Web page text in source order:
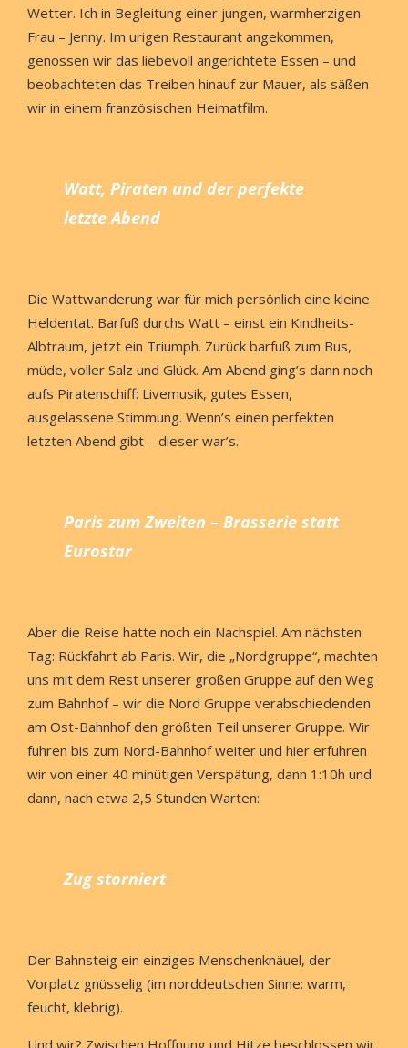
Wetter. Ich in Begleitung einer jungen, warmherzigen
Frau – Jenny. Im urigen Restaurant angekommen,
genossen wir das liebevoll angerichtete Essen – und
beobachteten das Treiben hinauf zur Mauer, als säßen
wir in einem französischen Heimatfilm.
Watt, Piraten und der perfekte
letzte Abend
Die Wattwanderung war für mich persönlich eine kleine
Heldentat. Barfuß durchs Watt – einst ein Kindheits-
Albtraum, jetzt ein Triumph. Zurück barfuß zum Bus,
müde, voller Salz und Glück. Am Abend ging’s dann noch
aufs Piratenschiff: Livemusik, gutes Essen,
ausgelassene Stimmung. Wenn’s einen perfekten
letzten Abend gibt – dieser war’s.
Paris zum Zweiten – Brasserie statt
Eurostar
Aber die Reise hatte noch ein Nachspiel. Am nächsten
Tag: Rückfahrt ab Paris. Wir, die „Nordgruppe“, machten
uns mit dem Rest unserer großen Gruppe auf den Weg
zum Bahnhof – wir die Nord Gruppe verabschiedenden
am Ost-Bahnhof den größten Teil unserer Gruppe. Wir
fuhren bis zum Nord-Bahnhof weiter und hier erfuhren
wir von einer 40 minütigen Verspätung, dann 1:10h und
dann, nach etwa 2,5 Stunden Warten:
Zug storniert
Der Bahnsteig ein einziges Menschenknäuel, der
Vorplatz gnüsselig (im norddeutschen Sinne: warm,
feucht, klebrig).
Und wir? Zwischen Hoffnung und Hitze beschlossen wir,